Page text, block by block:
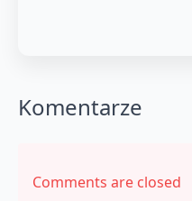
Komentarze
Comments are closed